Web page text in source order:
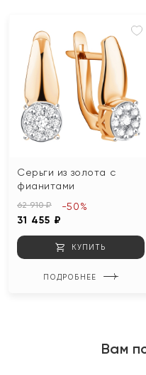
Серьги из золота с
фианитами
62 910 ₽
31 455 ₽
-50%
КУПИТЬ
ПОДРОБНЕЕ
Вам